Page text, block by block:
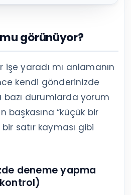
görünüyor?
yaradı mı anlamanın
kendi gönderinizde
bazı durumlarda yorum
başkasına “küçük bir
satır kayması gibi
deneme yapma